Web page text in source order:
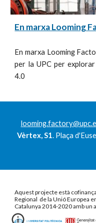
En marxa Looming
En marxa Looming
per la UPC per
4.0
looming.factory
Vèrtex, S1. Plaça
Aquest projecte està
Regional de la Unió Europea
Catalunya 2014-2020 amb un